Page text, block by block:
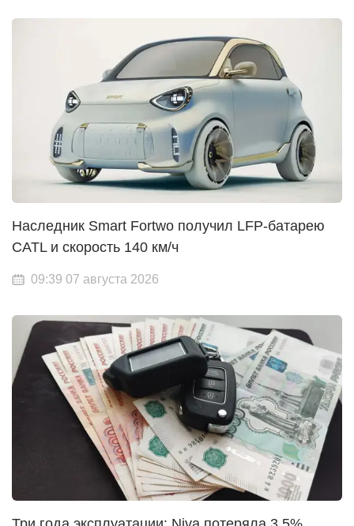
Наследник Smart Fortwo получил LFP-батарею
CATL и скорость 140 км/ч
09:39 07 августа 2026